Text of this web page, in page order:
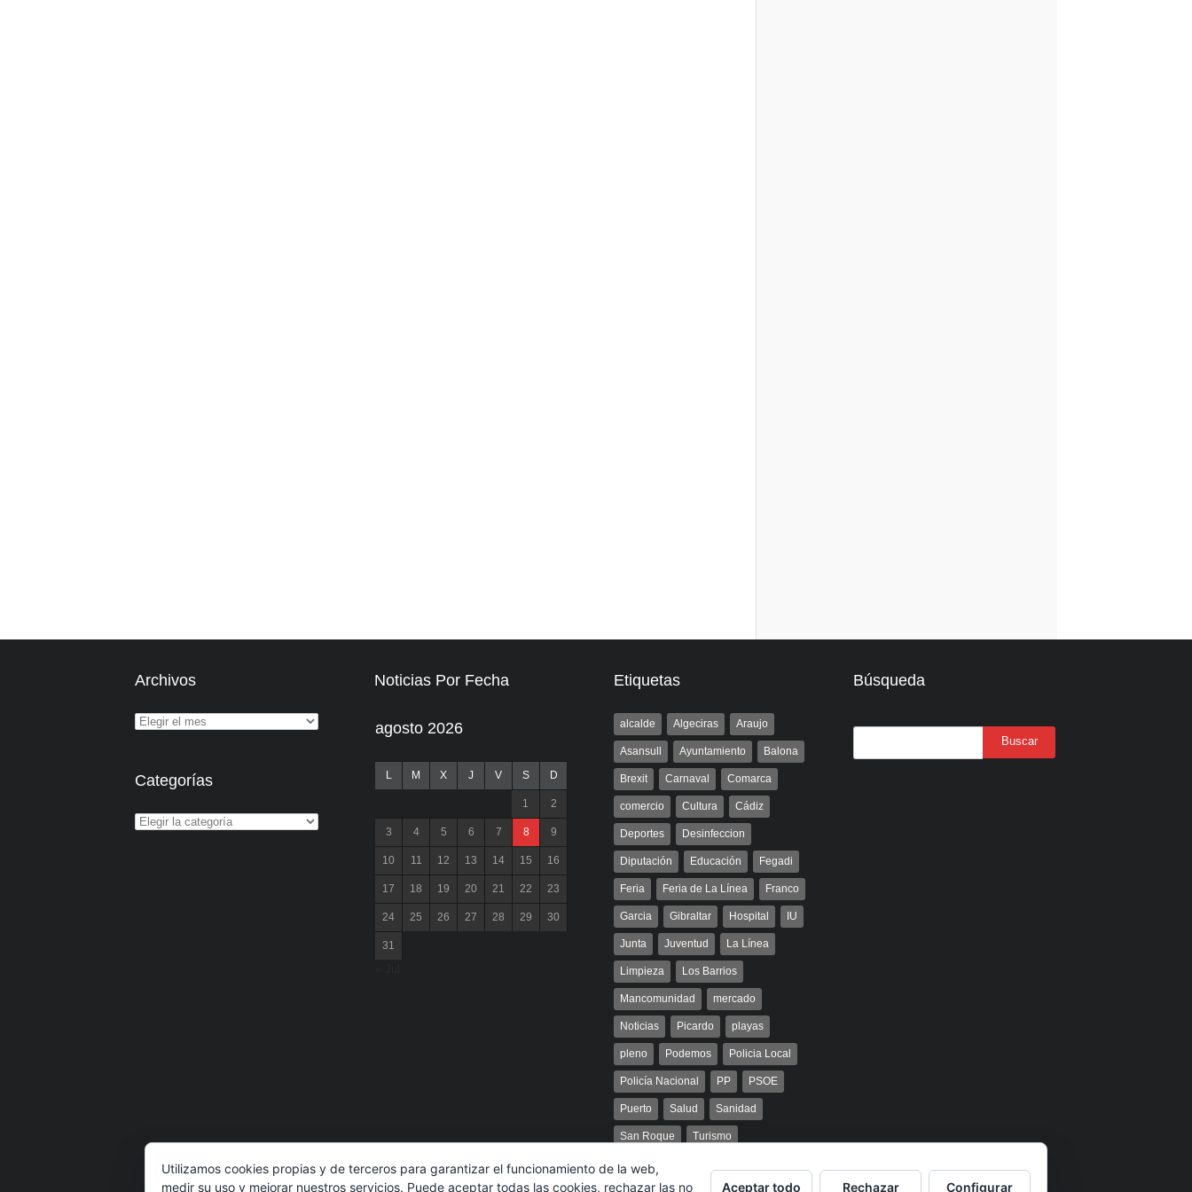
Archivos
Categorías
Noticias Por Fecha
agosto 2026
L M X J V S D
1 2
3 4 5 6 7 8 9
10 11 12 13 14 15 16
17 18 19 20 21 22 23
24 25 26 27 28 29 30
31
Etiquetas
alcalde Algeciras Araujo
Asansull Ayuntamiento Balona
Brexit Carnaval Comarca
comercio Cultura Cádiz
Deportes Desinfeccion
Diputación Educación Fegadi
Feria Feria de La Línea Franco
Garcia Gibraltar Hospital IU
Junta Juventud La Línea
Limpieza Los Barrios
Mancomunidad mercado
Noticias Picardo playas
pleno Podemos Policia Local
Policía Nacional PP PSOE
Puerto Salud Sanidad
San Roque Turismo
Búsqueda
Utilizamos cookies propias y de terceros para garantizar el funcionamiento de la web,
medir su uso y mejorar nuestros servicios. Puede aceptar todas las cookies, rechazar las no
Aceptar todo Rechazar Configurar